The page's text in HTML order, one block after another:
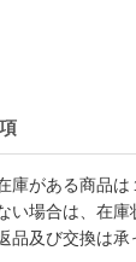
庫がある商品は
い場合は、在庫
品及び交換は